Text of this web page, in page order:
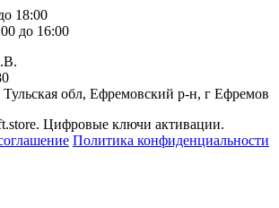
18:00
до 16:00
обл, Ефремовский р-н, г Ефремов
Цифровые ключи активации.
Политика конфиденциальности